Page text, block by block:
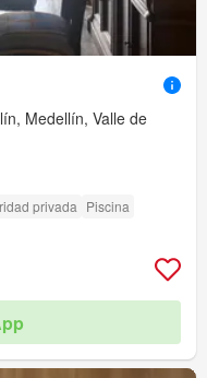
Medellín, Valle de
privada Piscina